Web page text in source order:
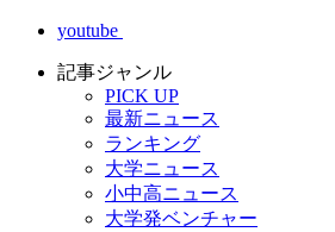
youtube
記事ジャンル
PICK UP
最新ニュース
ランキング
大学ニュース
小中高ニュース
大学発ベンチャー